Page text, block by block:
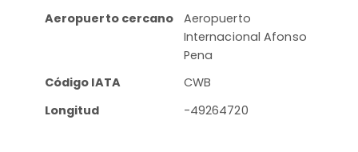
Aeropuerto cercano
Aeropuerto
Internacional Afonso
Pena
Código IATA
CWB
Longitud
-49264720